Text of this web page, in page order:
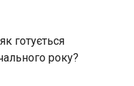
готується
року?